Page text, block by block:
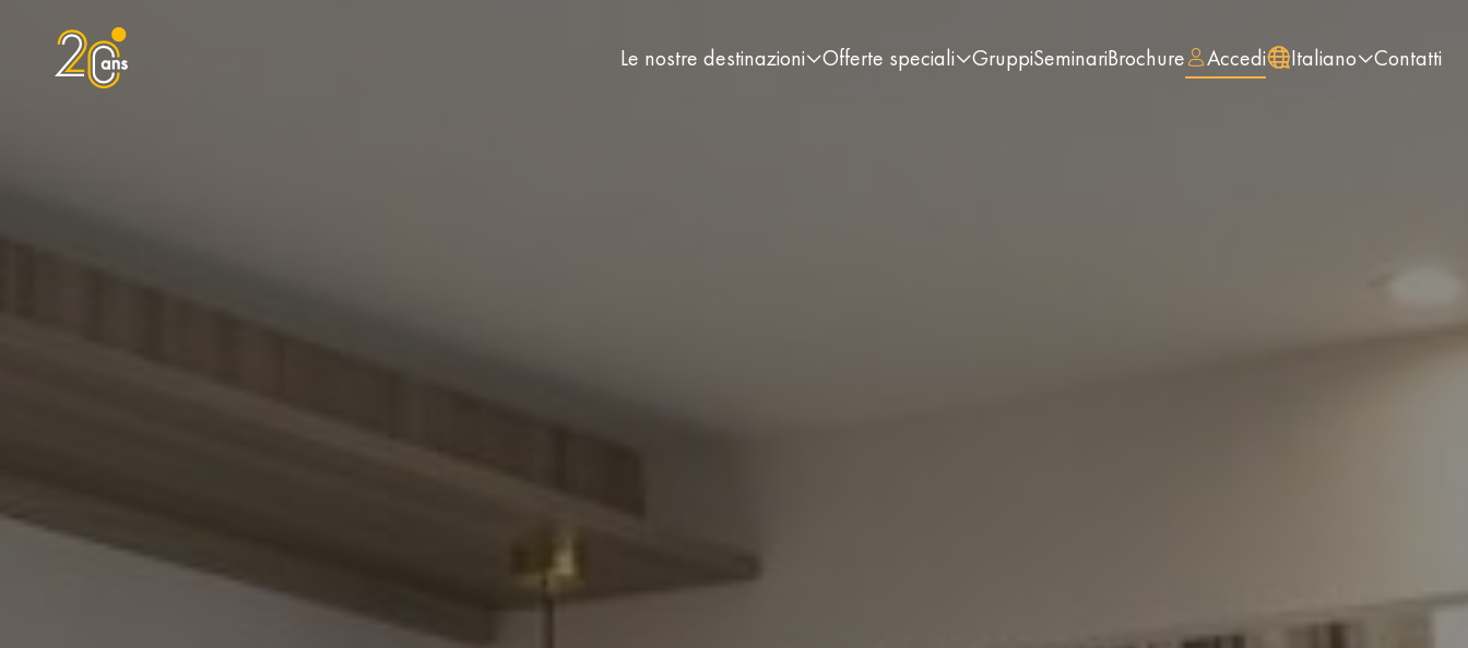
Le nostre destinazioni Offerte speciali GruppiSeminariBrochure Accedi Italiano Contatti